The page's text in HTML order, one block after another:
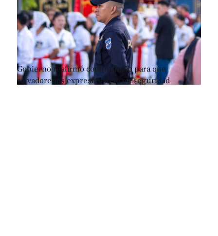
Gobierno reafirmó compromiso para que
salvadoreños expresen su fe en seguridad